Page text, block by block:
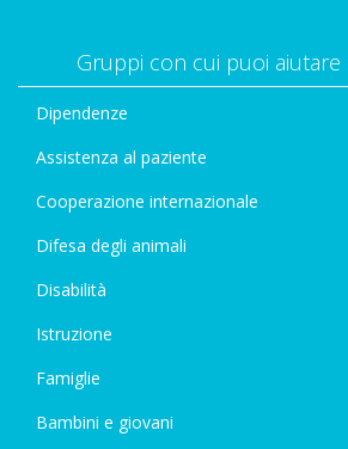
Gruppi con cui puoi aiutare
Dipendenze
Assistenza al paziente
Cooperazione internazionale
Difesa degli animali
Disabilità
Istruzione
Famiglie
Bambini e giovani